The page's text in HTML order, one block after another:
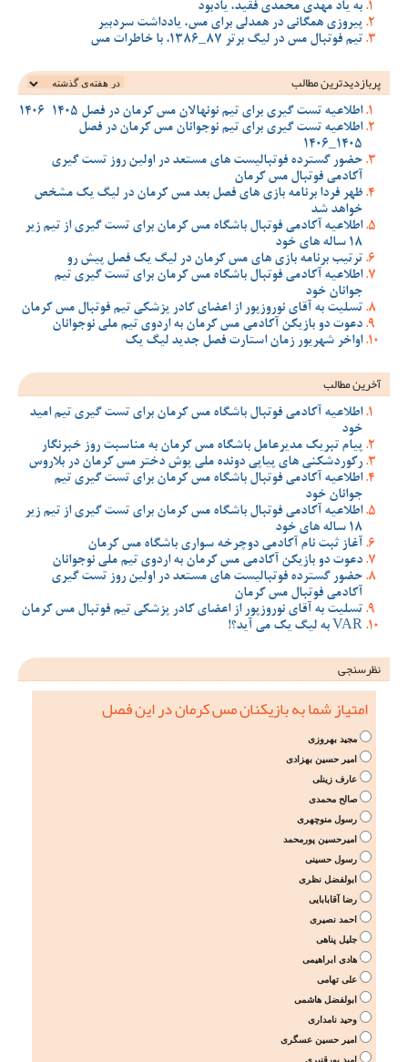
به یاد مهدی محمدی فقید، یادبود
پیروزی همگانی در همدلی برای مس، یادداشت سردبیر
تیم فوتبال مس در لیگ برتر 87_1386، با خاطرات مس
پربازدیدترین‌ مطالب
اطلاعیه تست گیری برای تیم نونهالان مس کرمان در فصل 1405-1406
اطلاعیه تست گیری برای تیم نوجوانان مس کرمان در فصل
1405_1406
حضور گسترده فوتبالیست های مستعد در اولین روز تست گیری
آکادمی فوتبال مس کرمان
ظهر فردا برنامه بازی های فصل بعد مس کرمان در لیگ یک مشخص
خواهد شد
اطلاعیه آکادمی فوتبال باشگاه مس کرمان برای تست گیری از تیم زیر
18 ساله های خود
ترتیب برنامه بازی های مس کرمان در لیگ یک فصل پیش رو
اطلاعیه آکادمی فوتبال باشگاه مس کرمان برای تست گیری تیم
جوانان خود
تسلیت به آقای نوروزپور از اعضای کادر پزشکی تیم فوتبال مس کرمان
دعوت دو بازیکن آکادمی مس کرمان به اردوی تیم ملی نوجوانان
اواخر شهریور زمان استارت فصل جدید لیگ یک
آخرین مطالب
اطلاعیه آکادمی فوتبال باشگاه مس کرمان برای تست گیری تیم امید
خود
پیام تبریک مدیرعامل باشگاه مس کرمان به مناسبت روز خبرنگار
رکوردشکنی های پیاپی دونده ملی پوش دختر مس کرمان در بلاروس
اطلاعیه آکادمی فوتبال باشگاه مس کرمان برای تست گیری تیم
جوانان خود
اطلاعیه آکادمی فوتبال باشگاه مس کرمان برای تست گیری از تیم زیر
18 ساله های خود
آغاز ثبت نام آکادمی دوچرخه سواری باشگاه مس کرمان
دعوت دو بازیکن آکادمی مس کرمان به اردوی تیم ملی نوجوانان
حضور گسترده فوتبالیست های مستعد در اولین روز تست گیری
آکادمی فوتبال مس کرمان
تسلیت به آقای نوروزپور از اعضای کادر پزشکی تیم فوتبال مس کرمان
VAR به لیگ یک می آید؟!
نظرسنجی
امتیاز شما به بازیکنان مس کرمان در این فصل
مجید بهروزی
امیر حسین بهزادی
عارف زینلی
صالح محمدی
رسول منوچهری
امیرحسین پورمحمد
رسول حسینی
ابولفضل نظری
رضا آقابابایی
احمد نصیری
جلیل پناهی
هادی ابراهیمی
علی تهامی
ابولفضل هاشمی
وحید نامداری
امیر حسین عسگری
امید پورقنبری